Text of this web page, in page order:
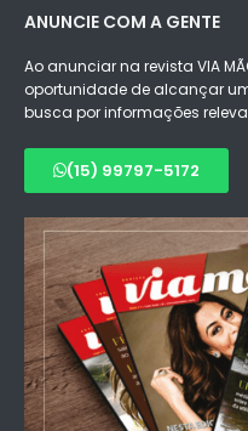
ANUNCIE COM A GENTE
Ao anunciar na revista VIA
oportunidade de alcançar
busca por informações
(15) 99797-5172